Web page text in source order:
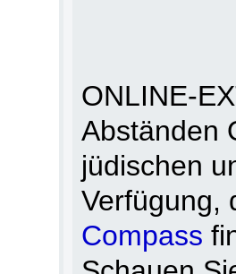
ONLINE-
Abständen
jüdischen
Verfügung,
Compass